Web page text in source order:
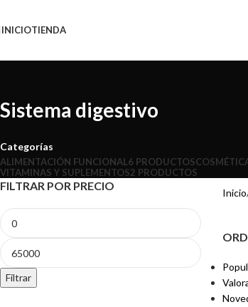
INICIOTIENDA
Sistema digestivo
Categorías
ALIMENTACIÓN FUNCIONAL 6 PRODUCTOS
VITAMINAS Y SUPLEMENTOS2 PRODUCTOS
FILTRAR POR PRECIO
Filtrar
Inicio